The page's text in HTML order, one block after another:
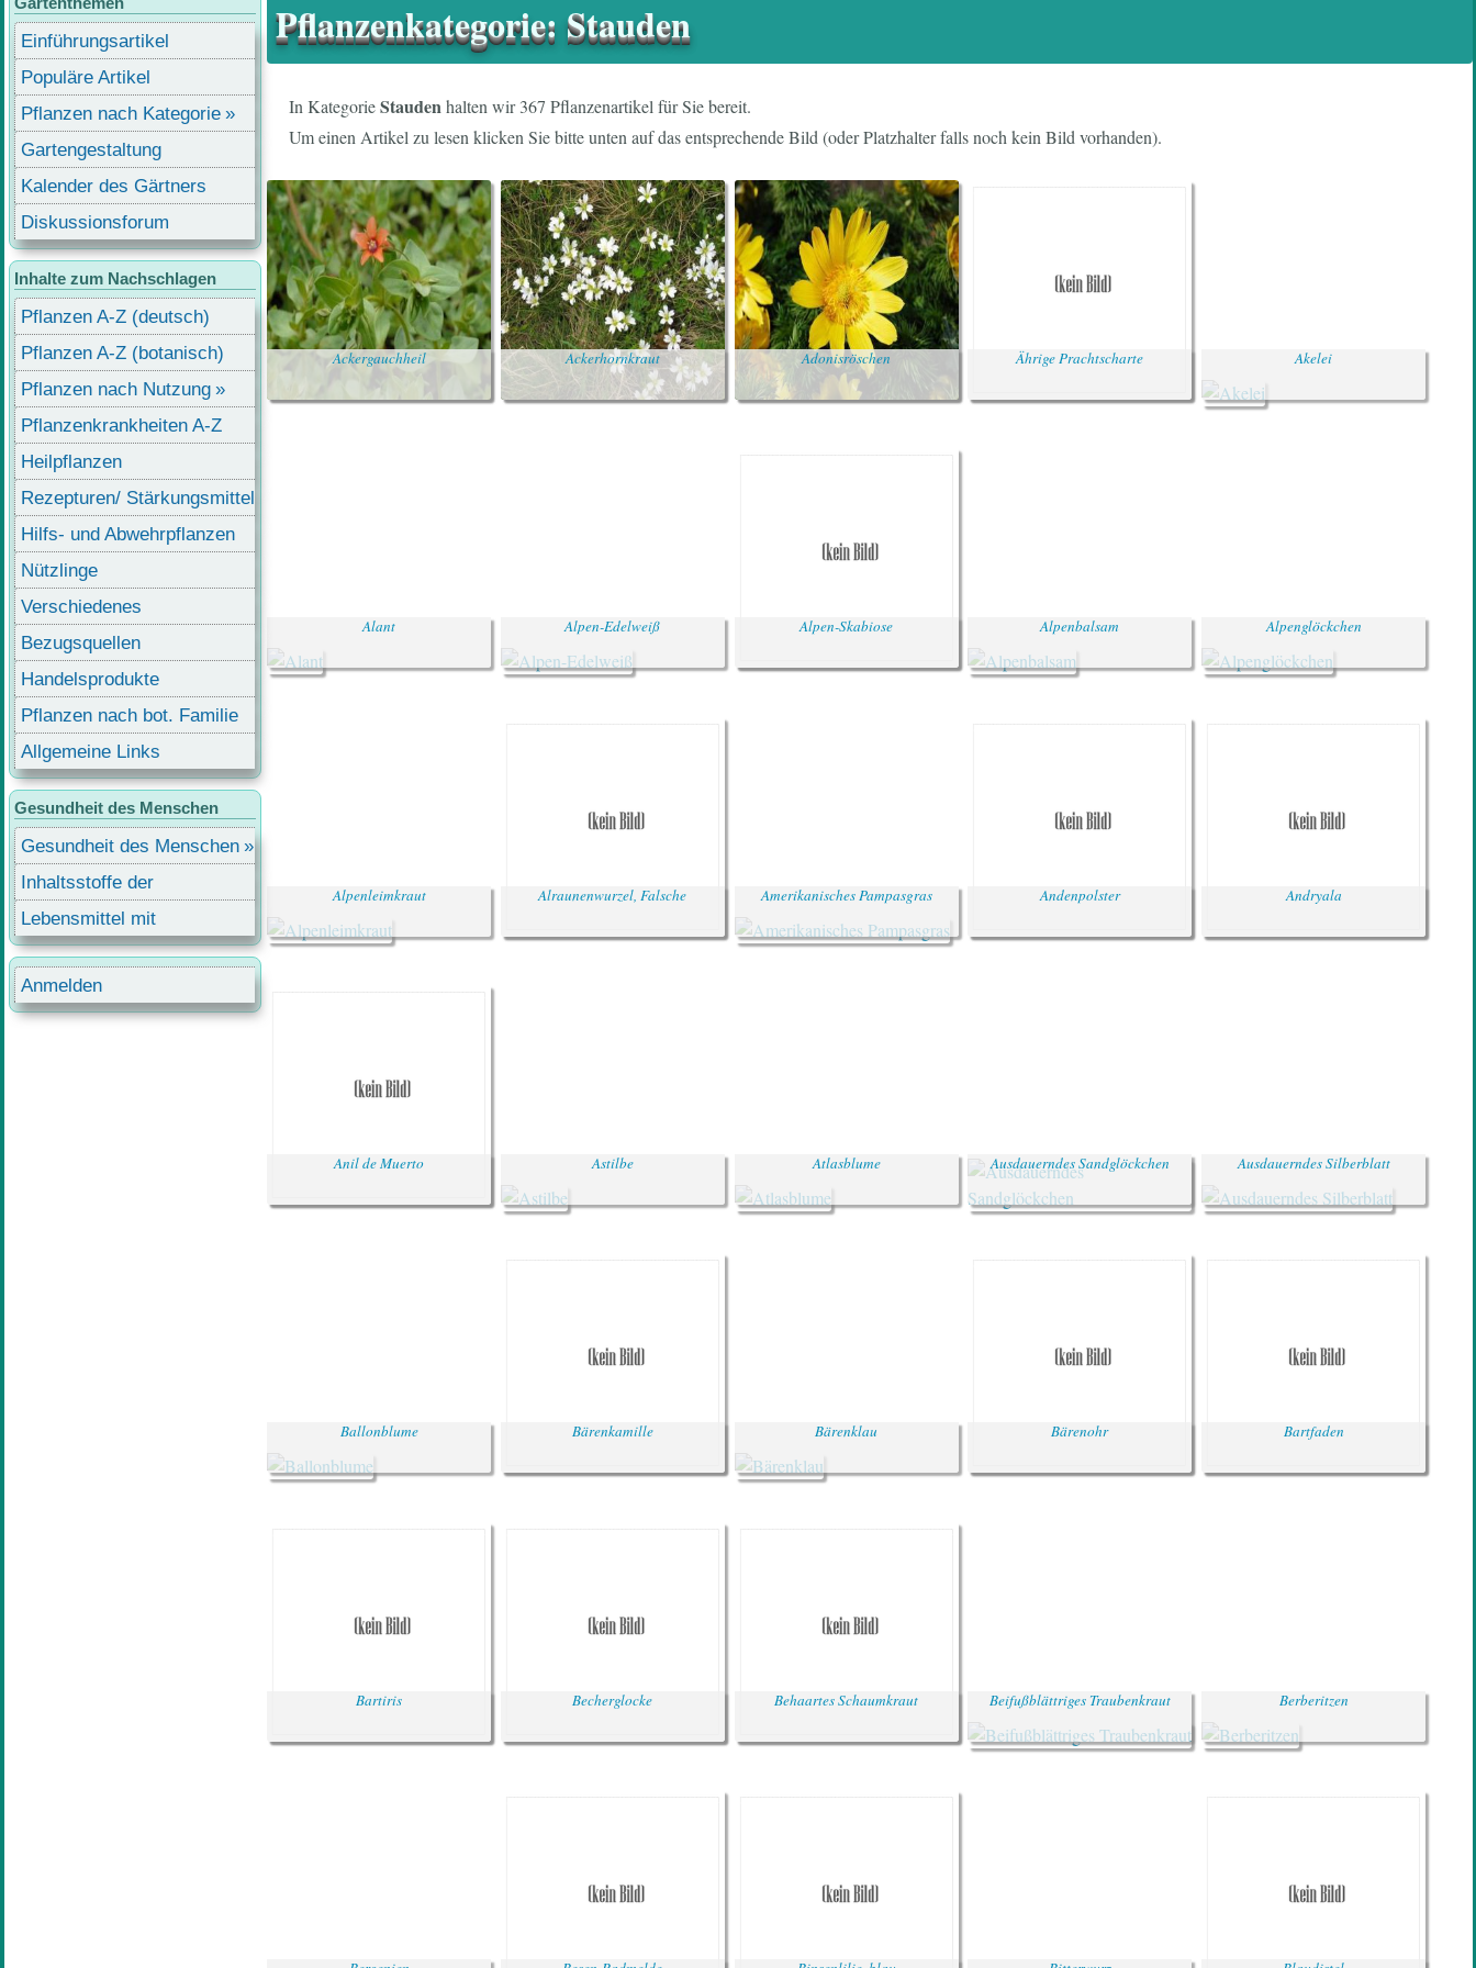
Pflanzenkategorie: Stauden
In KategorieStaudenhalten wir 367 Pflanzenartikel für Sie bereit.
Um einen Artikel zu lesen klicken Sie bitte unten auf das entsprechende Bild (oder Platzhalter falls noch kein Bild vorhanden).
Ackergauchheil Ackerhornkraut Adonisröschen Ährige Prachtscharte Akelei
Alant Alpen-Edelweiß Alpen-Skabiose Alpenbalsam Alpenglöckchen
Alpenleimkraut Alraunenwurzel, Falsche Amerikanisches Pampasgras Andenpolster Andryala
Anil de Muerto Astilbe Atlasblume Ausdauerndes Sandglöckchen Ausdauerndes Silberblatt
Ballonblume Bärenkamille Bärenklau Bärenohr Bartfaden
Bartiris Becherglocke Behaartes Schaumkraut Beifußblättriges Traubenkraut Berberitzen
Einführungsartikel
Populäre Artikel
Pflanzen nach Kategorie
Gartengestaltung
Kalender des Gärtners
Diskussionsforum
Inhalte zum Nachschlagen
Pflanzen A-Z (deutsch)
Pflanzen A-Z (botanisch)
Pflanzen nach Nutzung
Pflanzenkrankheiten A-Z
Heilpflanzen
Rezepturen/ Stärkungsmittel
Hilfs- und Abwehrpflanzen
Nützlinge
Verschiedenes
Bezugsquellen
Handelsprodukte
Pflanzen nach bot. Familie
Allgemeine Links
Gesundheit des Menschen
Gesundheit des Menschen
Inhaltsstoffe der
Lebensmittel
Lebensmittel mit
Inhaltsstoffen
Benutzermenü
Anmelden